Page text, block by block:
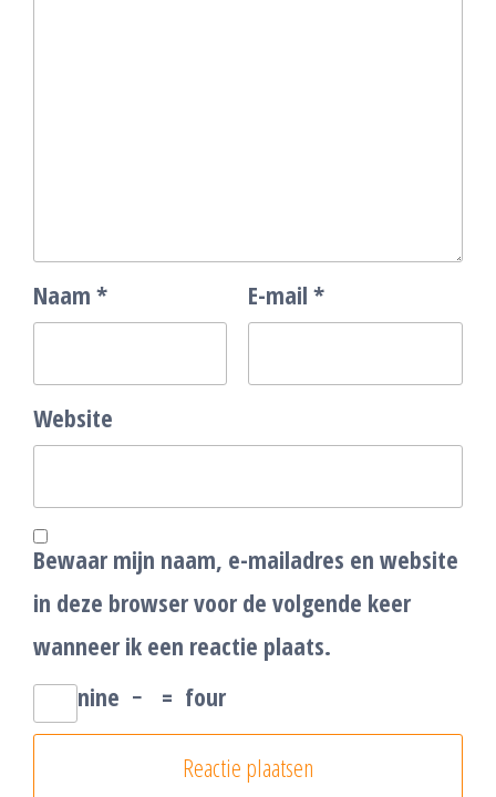
Naam * E-mail *
Website
Bewaar mijn naam, e-mailadres en website
in deze browser voor de volgende keer
wanneer ik een reactie plaats.
nine − = four